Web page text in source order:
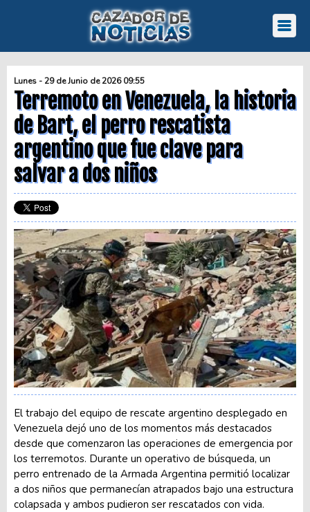
Lunes - 29 de Junio de 2026 09:55
Terremoto en Venezuela, la historia
de Bart, el perro rescatista
argentino que fue clave para
salvar a dos niños
El trabajo del equipo de rescate argentino desplegado en
Venezuela dejó uno de los momentos más destacados
desde que comenzaron las operaciones de emergencia por
los terremotos. Durante un operativo de búsqueda, un
perro entrenado de la Armada Argentina permitió localizar
a dos niños que permanecían atrapados bajo una estructura
colapsada y ambos pudieron ser rescatados con vida.